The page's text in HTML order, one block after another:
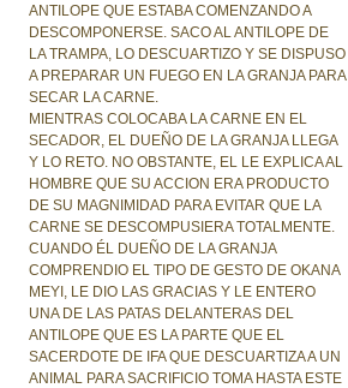
ANTILOPE QUE ESTABA COMENZANDO A
DESCOMPONERSE. SACO AL ANTILOPE DE
LA TRAMPA, LO DESCUARTIZO Y SE DISPUSO
A PREPARAR UN FUEGO EN LA GRANJA PARA
SECAR LA CARNE.
MIENTRAS COLOCABA LA CARNE EN EL
SECADOR, EL DUEÑO DE LA GRANJA LLEGA
Y LO RETO. NO OBSTANTE, EL LE EXPLICA AL
HOMBRE QUE SU ACCION ERA PRODUCTO
DE SU MAGNIMIDAD PARA EVITAR QUE LA
CARNE SE DESCOMPUSIERA TOTALMENTE.
CUANDO ÉL DUEÑO DE LA GRANJA
COMPRENDIO EL TIPO DE GESTO DE OKANA
MEYI, LE DIO LAS GRACIAS Y LE ENTERO
UNA DE LAS PATAS DELANTERAS DEL
ANTILOPE QUE ES LA PARTE QUE EL
SACERDOTE DE IFA QUE DESCUARTIZA A UN
ANIMAL PARA SACRIFICIO TOMA HASTA ESTE